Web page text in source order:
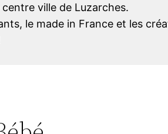
chez
ville de Luzarches.
le made in France et les